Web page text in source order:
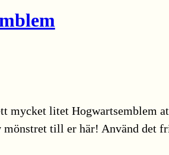
mycket litet Hogwartsemblem
till er här! Använd det